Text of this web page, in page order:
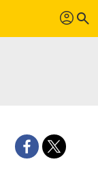
profil search